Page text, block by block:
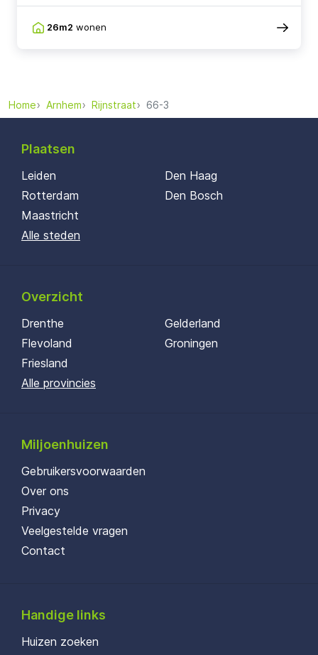
26m2 wonen
Home Arnhem Rijnstraat 66-3
Plaatsen
Leiden
Rotterdam
Maastricht
Den Haag
Den Bosch
Alle steden
Overzicht
Drenthe
Flevoland
Friesland
Gelderland
Groningen
Alle provincies
Miljoenhuizen
Gebruikersvoorwaarden
Over ons
Privacy
Veelgestelde vragen
Contact
Handige links
Huizen zoeken